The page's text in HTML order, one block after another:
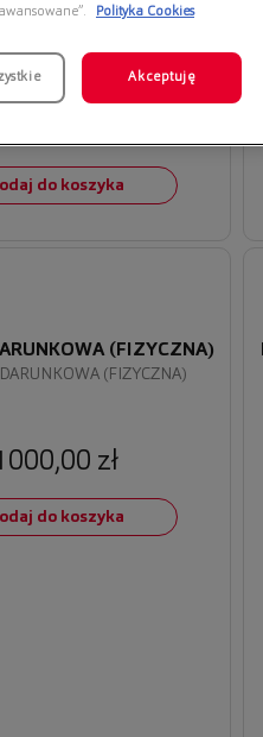
do koszyka
(FIZYCZNA)
(FIZYCZNA)
zł
do koszyka
Polityka Cookies
Akceptuję